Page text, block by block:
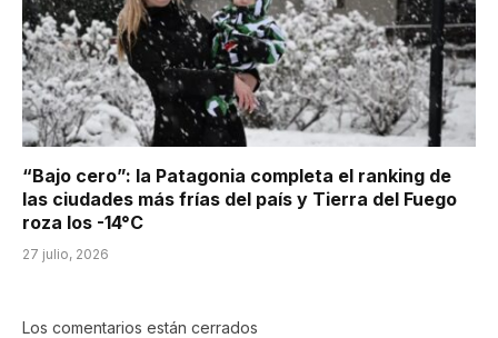
“Bajo cero”: la Patagonia completa el ranking de
las ciudades más frías del país y Tierra del Fuego
roza los -14°C
27 julio, 2026
Los comentarios están cerrados